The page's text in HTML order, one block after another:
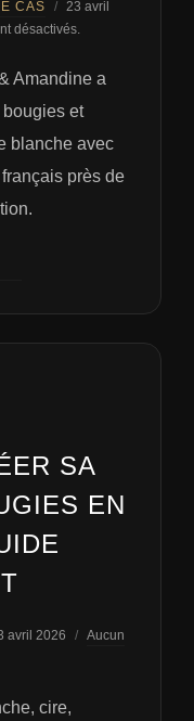
CAS
Publié
le
23 avril
désactivés.
Amandine a
et
blanche avec
près de
SA
EN
avril 2026
Aucun
cire,